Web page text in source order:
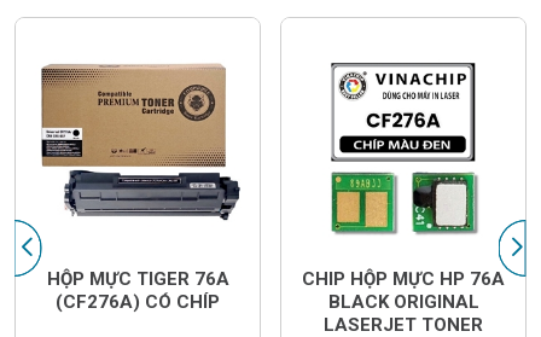
HỘP MỰC TIGER 76A
(CF276A) CÓ CHÍP
CHIP HỘP MỰC HP 76A
BLACK ORIGINAL
LASERJET TONER
‹ ›